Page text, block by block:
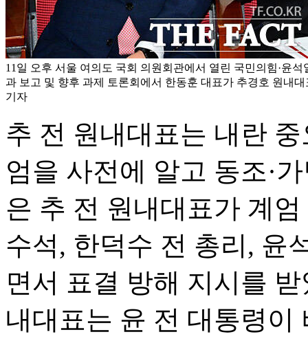
11일 오후 서울 여의도 국회 의원회관에서 열린 국민의힘·윤
과 보고 및 향후 과제 토론회에서 한동훈 대표가 추경호 원내
기자
추 전 원내대표는 내란
엄을 사전에 알고 동조·
은 추 전 원내대표가 계
수석, 한덕수 전 총리, 윤
면서 표결 방해 지시를
내대표는 윤 전 대통령이